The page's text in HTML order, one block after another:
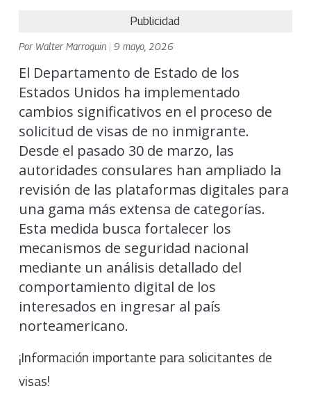
Publicidad
Por Walter Marroquin 9 mayo, 2026
El Departamento de Estado de los
Estados Unidos ha implementado
cambios significativos en el proceso de
solicitud de visas de no inmigrante.
Desde el pasado 30 de marzo, las
autoridades consulares han ampliado la
revisión de las plataformas digitales para
una gama más extensa de categorías.
Esta medida busca fortalecer los
mecanismos de seguridad nacional
mediante un análisis detallado del
comportamiento digital de los
interesados en ingresar al país
norteamericano.
¡Información importante para solicitantes de
visas!